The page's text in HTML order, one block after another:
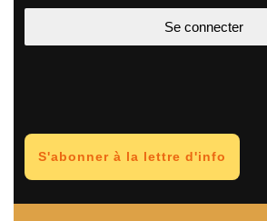
Se connecter
S'abonner à la lettre d'info